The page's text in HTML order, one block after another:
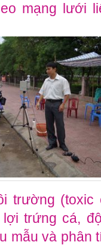
mạng lưới
trường (toxic
trứng cá,
mẫu và phân